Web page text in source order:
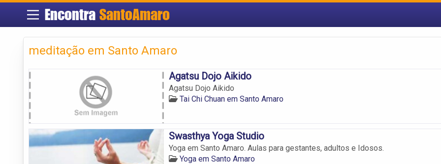
Encontra SantoAmaro
meditação em Santo Amaro
Agatsu Dojo Aikido
Agatsu Dojo Aikido
Tai Chi Chuan em Santo Amaro
Swasthya Yoga Studio
Yoga em Santo Amaro. Aulas para gestantes, adultos e Idosos.
Yoga em Santo Amaro